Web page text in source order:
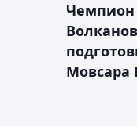
Чемпион
Мовсара